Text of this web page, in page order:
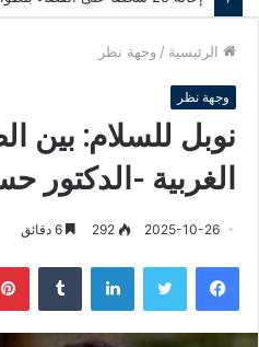
الرئيسية / وجهة نظر
وجهة نظر
نوبل للسلام: بين
الغربية -
2025-10-26
292
فيسبوك لينكدإن